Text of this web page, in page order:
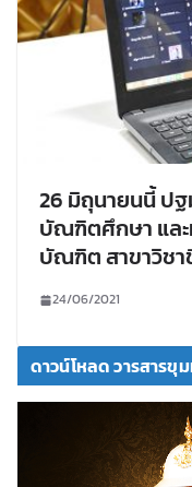
26 มิถุนายนนี้ ป
บัณฑิตศึกษา แล
บัณฑิต สาขาวิชา
24/06/2021
ดาวน์โหลด วารสารขุ